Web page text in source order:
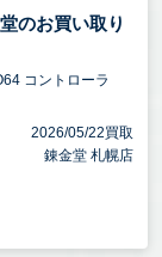
引き取りさ
へご相談く
のお買い取り
コントローラ
2026/05/22買取
錬金堂 札幌店